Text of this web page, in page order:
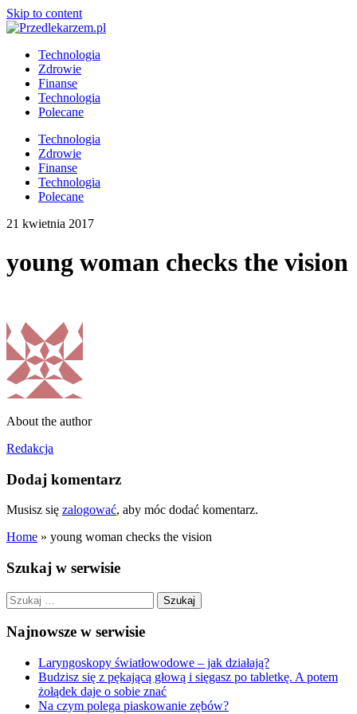
Skip to content
Technologia
Zdrowie
Finanse
Technologia
Polecane
Technologia
Zdrowie
Finanse
Technologia
Polecane
21 kwietnia 2017
young woman checks the vision
About the author
Redakcja
Dodaj komentarz
Musisz się zalogować, aby móc dodać komentarz.
Home » young woman checks the vision
Szukaj w serwisie
Szukaj:
Najnowsze w serwisie
Laryngoskopy światłowodowe – jak działają?
Budzisz się z pękającą głową i sięgasz po tabletkę. A potem
żołądek daje o sobie znać
Na czym polega piaskowanie zębów?